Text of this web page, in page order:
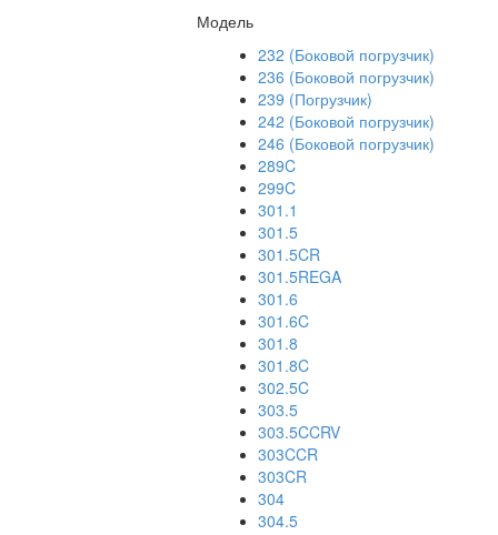
Модель
232 (Боковой погрузчик)
236 (Боковой погрузчик)
239 (Погрузчик)
242 (Боковой погрузчик)
246 (Боковой погрузчик)
289C
299C
301.1
301.5
301.5CR
301.5REGA
301.6
301.6C
301.8
301.8C
302.5C
303.5
303.5CCRV
303CCR
303CR
304
304.5